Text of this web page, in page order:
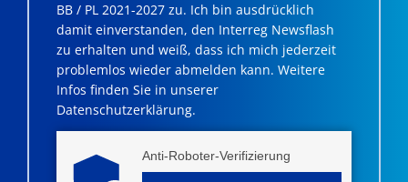
BB / PL 2021-2027 zu. Ich bin ausdrücklich
damit einverstanden, den Interreg Newsflash
zu erhalten und weiß, dass ich mich jederzeit
problemlos wieder abmelden kann. Weitere
Infos finden Sie in unserer
Datenschutzerklärung.
Anti-Roboter-Verifizierung